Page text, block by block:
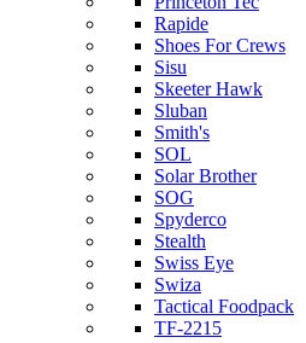
Rapide
Shoes For Crews
Sisu
Skeeter Hawk
Sluban
Smith's
SOL
Solar Brother
SOG
Spyderco
Stealth
Swiss Eye
Swiza
Tactical Foodpack
TF-2215